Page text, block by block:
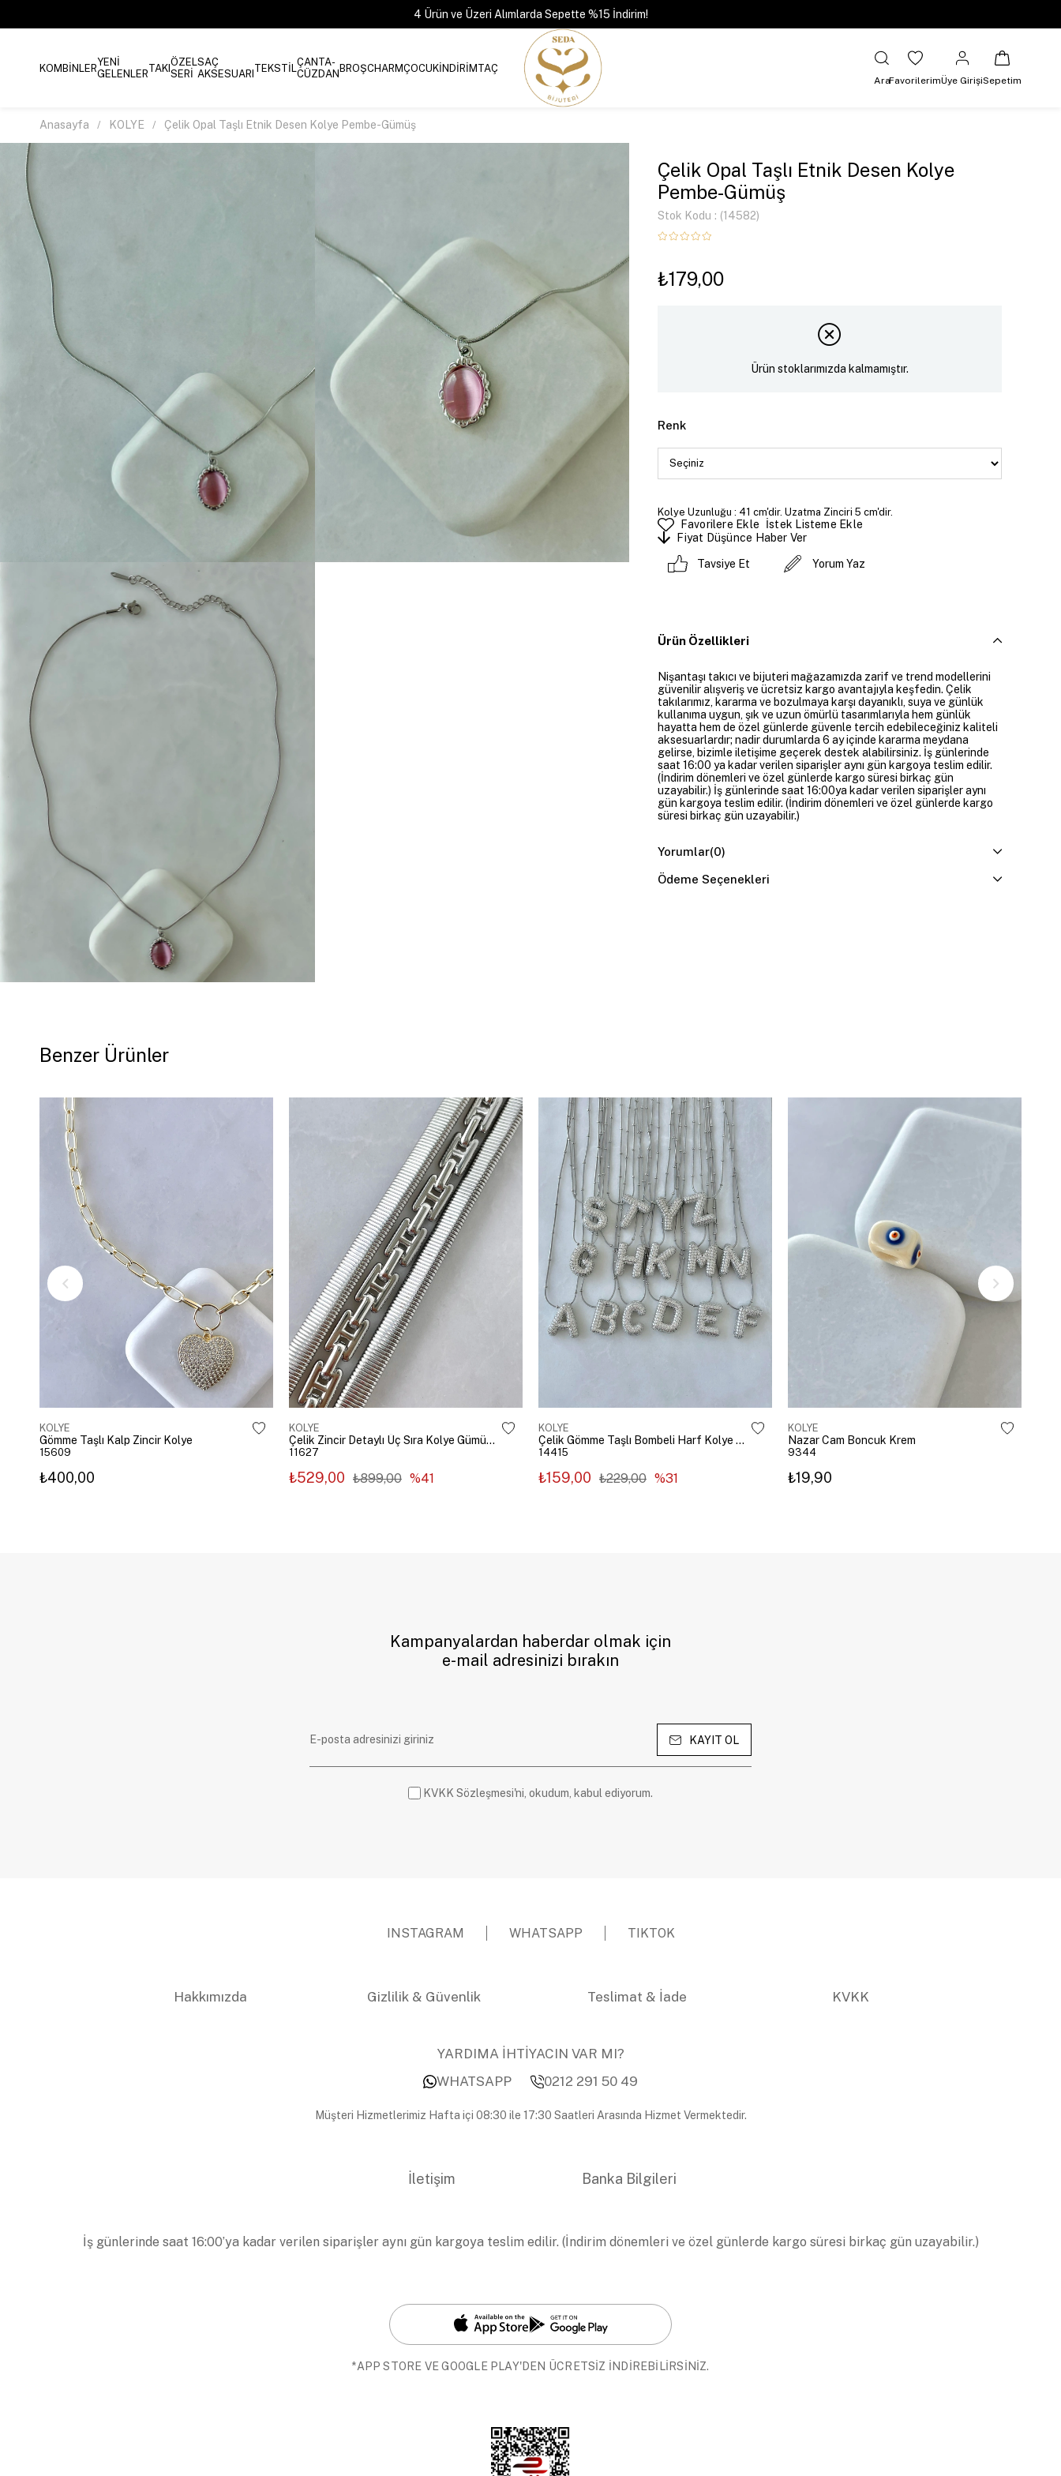
4 Ürün ve Üzeri Alımlarda Sepette %15 İndirim!
KOMBİNLERYENİ
GELENLERTAKIÖZEL
SERİ
SAÇ
AKSESUARI TEKSTİLÇANTA-
CÜZDANBROŞCHARMÇOCUKİNDİRİMTAÇ
AraFavorilerimÜye GirişiSepetim
Anasayfa KOLYE Çelik Opal Taşlı Etnik Desen Kolye Pembe-Gümüş
Çelik Opal Taşlı Etnik Desen Kolye
Pembe-Gümüş
Stok Kodu (14582)
₺179,00
Ürün stoklarımızda kalmamıştır.
Renk
Kolye Uzunluğu : 41 cm'dir. Uzatma Zinciri 5 cm'dir.
Favorilere Ekle
İstek Listeme Ekle
Fiyat Düşünce Haber Ver
Tavsiye Et Yorum Yaz
Ürün Özellikleri
Nişantaşı takıcı ve bijuteri mağazamızda zarif ve trend modellerini
güvenilir alışveriş ve ücretsiz kargo avantajıyla keşfedin. Çelik
takılarımız, kararma ve bozulmaya karşı dayanıklı, suya ve günlük
kullanıma uygun, şık ve uzun ömürlü tasarımlarıyla hem günlük
hayatta hem de özel günlerde güvenle tercih edebileceğiniz kaliteli
aksesuarlardır; nadir durumlarda 6 ay içinde kararma meydana
gelirse, bizimle iletişime geçerek destek alabilirsiniz. İş günlerinde
saat 16:00 ya kadar verilen siparişler aynı gün kargoya teslim edilir.
(İndirim dönemleri ve özel günlerde kargo süresi birkaç gün
uzayabilir.) İş günlerinde saat 16:00ya kadar verilen siparişler aynı
gün kargoya teslim edilir. (İndirim dönemleri ve özel günlerde kargo
süresi birkaç gün uzayabilir.)
Yorumlar(0)
Ödeme Seçenekleri
Benzer Ürünler
KOLYE
Gömme Taşlı Kalp Zincir Kolye
15609
₺400,00
KOLYE
Çelik Zincir Detaylı Üç Sıra Kolye Gümüş Renk
11627
₺529,00 ₺899,00 %41
KOLYE
Çelik Gömme Taşlı Bombeli Harf Kolye Gümüş
14415
₺159,00 ₺229,00 %31
KOLYE
Nazar Cam Boncuk Krem
9344
₺19,90
Kampanyalardan haberdar olmak için
e-mail adresinizi bırakın
KAYIT OL
KVKK Sözleşmesi'ni, okudum, kabul ediyorum.
INSTAGRAM WHATSAPP TIKTOK
Hakkımızda Gizlilik & Güvenlik Teslimat & İade KVKK
YARDIMA İHTİYACIN VAR MI?
WHATSAPP
0212 291 50 49
Müşteri Hizmetlerimiz Hafta içi 08:30 ile 17:30 Saatleri Arasında Hizmet Vermektedir.
İletişim Banka Bilgileri
İş günlerinde saat 16:00’ya kadar verilen siparişler aynı gün kargoya teslim edilir. (İndirim dönemleri ve özel günlerde kargo süresi birkaç gün uzayabilir.)
*APP STORE VE GOOGLE PLAY'DEN ÜCRETSİZ İNDİREBİLİRSİNİZ.